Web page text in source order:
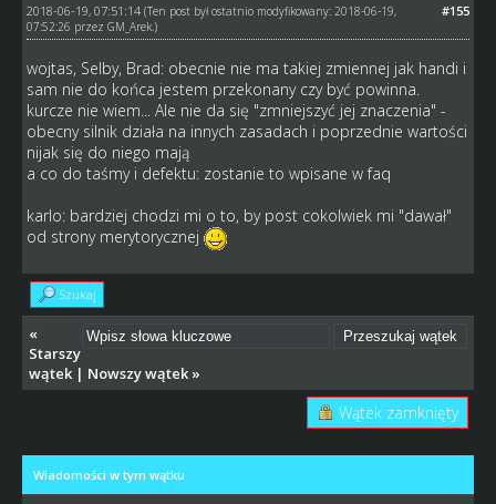
#155
2018-06-19, 07:51:14 (Ten post był ostatnio modyfikowany: 2018-06-19,
07:52:26 przez GM_Arek.)
wojtas, Selby, Brad: obecnie nie ma takiej zmiennej jak handi i
sam nie do końca jestem przekonany czy być powinna.
kurcze nie wiem... Ale nie da się "zmniejszyć jej znaczenia" -
obecny silnik działa na innych zasadach i poprzednie wartości
nijak się do niego mają
a co do taśmy i defektu: zostanie to wpisane w faq
karlo: bardziej chodzi mi o to, by post cokolwiek mi "dawał"
od strony merytorycznej
Szukaj
«
Starszy
wątek| Nowszy wątek»
Wątek zamknięty
Wiadomości w tym wątku